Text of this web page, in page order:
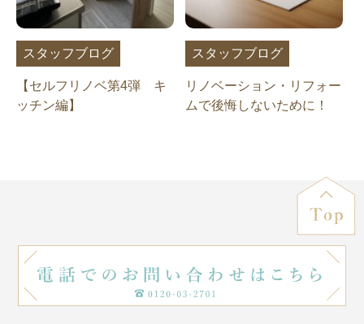
スタッフブログ
【セルフリノベ第4弾 キ
ッチン編】
スタッフブログ
リノベーション・リフォー
ムで後悔しないために！